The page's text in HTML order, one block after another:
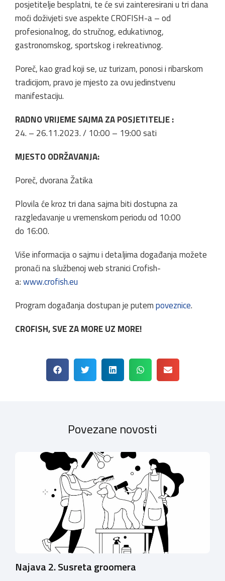
posjetitelje besplatni, te će svi zainteresirani u tri dana
moći doživjeti sve aspekte CROFISH-a – od
profesionalnog, do stručnog, edukativnog,
gastronomskog, sportskog i rekreativnog.
Poreč, kao grad koji se, uz turizam, ponosi i ribarskom
tradicijom, pravo je mjesto za ovu jedinstvenu
manifestaciju.
RADNO VRIJEME SAJMA ZA POSJETITELJE :
24. – 26.11.2023. / 10:00 – 19:00 sati
MJESTO ODRŽAVANJA:
Poreč, dvorana Žatika
Plovila će kroz tri dana sajma biti dostupna za
razgledavanje u vremenskom periodu od 10:00
do 16:00.
Više informacija o sajmu i detaljima događanja možete
pronaći na službenoj web stranici Crofish-
a:www.crofish.eu
Program događanja dostupan je putempoveznice.
CROFISH, SVE ZA MORE UZ MORE!
Povezane novosti
Najava 2. Susreta groomera